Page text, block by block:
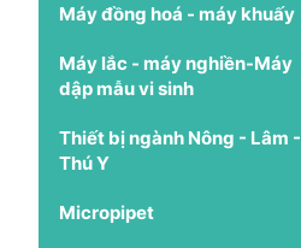
Máy đồng hoá - máy khuấy
Máy lắc - máy nghiền-Máy
dập mẫu vi sinh
Thiết bị ngành Nông - Lâm -
Thú Y
Micropipet